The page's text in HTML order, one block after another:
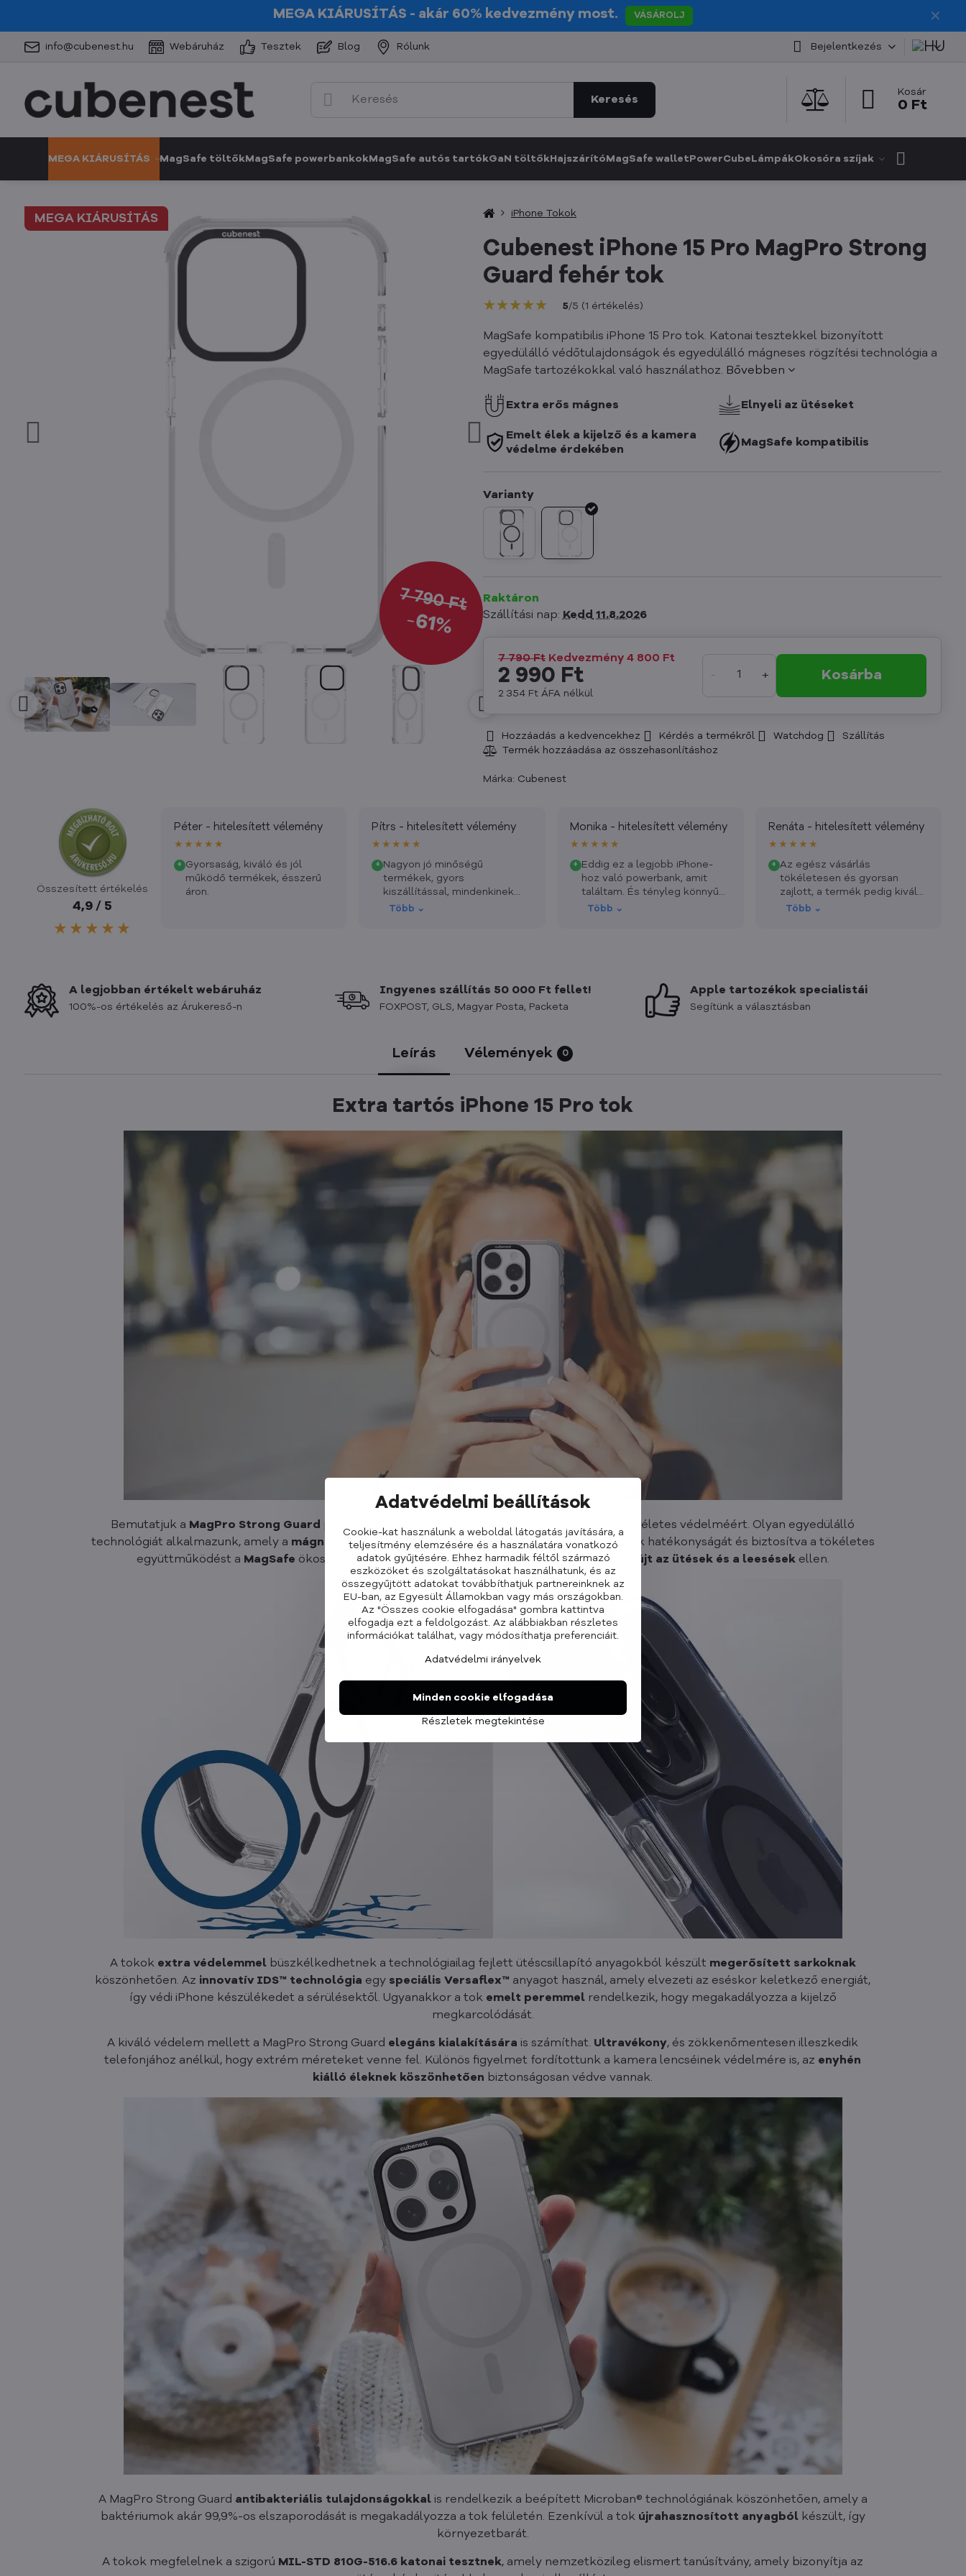
✕
MEGA KIÁRUSÍTÁS - akár 60% kedvezmény most. VÁSÁROLJ
info@cubenest.hu Webáruház Tesztek Blog Rólunk Bejelentkezés
Keresés
Kosár
0 Ft
MEGA KIÁRUSÍTÁS MagSafe töltőkMagSafe powerbankokMagSafe autós tartókGaN töltőkHajszárító MagSafe wallet PowerCube LámpákOkosóra szíjak
MEGA KIÁRUSÍTÁS
7 790 Ft
61%
iPhone Tokok
Cubenest iPhone 15 Pro MagPro Strong
Guard fehér tok
★★★★★
★★★★★
★★★★★ 5/5 (1 értékelés)
MagSafe kompatibilis iPhone 15 Pro tok. Katonai tesztekkel bizonyított
egyedülálló védőtulajdonságok és egyedülálló mágneses rögzítési technológia a
MagSafe tartozékokkal való használathoz. Bővebben
Extra erős mágnes Elnyeli az ütéseket
Emelt élek a kijelző és a kamera
védelme érdekében
MagSafe kompatibilis
Raktáron
Szállítási nap: Kedd 11.8.2026
7 790 Ft Kedvezmény 4 800 Ft
2 990 Ft
2 354 Ft ÁFA nélkül
Kosárba
Hozzáadás a kedvencekhez Kérdés a termékről Watchdog Szállítás
Márka: Cubenest
Leírás Vélemények 0
Extra tartós iPhone 15 Pro tok
Bemutatjuk a MagPro Strong Guard
prémium tokot iPhone 15 Pro készülékhez, a telefon tökéletes védelméért. Olyan egyedülálló
technológiát alkalmazunk, amely a mágnest közvetlenül a tok belsejébe helyezi, növelve annak hatékonyságát és biztosítva a tökéletes
együttműködést a MagSafe ökoszisztémával. Ez a tok emellettmaximális védelmet nyújt az ütések és a leesésekellen.
A tokokextra védelemmelbüszkélkedhetnek a technológiailag fejlett ütéscsillapító anyagokból készült megerősített sarkoknak
köszönhetően. Az innovatív IDS™ technológia egy speciális Versaflex™ anyagot használ, amely elvezeti az eséskor keletkező energiát,
így védi iPhone készülékedet a sérülésektől. Ugyanakkor a tok emelt peremmelrendelkezik, hogy megakadályozza a kijelző
megkarcolódását.
A kiváló védelem mellett a MagPro Strong Guard elegáns kialakítására is számíthat. Ultravékony, és zökkenőmentesen illeszkedik
telefonjához anélkül, hogy extrém méreteket venne fel. Különös figyelmet fordítottunk a kamera lencséinek védelmére is, az enyhén
kiálló éleknek köszönhetően biztonságosan védve vannak.
A MagPro Strong Guard antibakteriális tulajdonságokkalis rendelkezik a beépített Microban® technológiának köszönhetően, amely a
baktériumok akár 99,9%-os elszaporodását is megakadályozza a tok felületén. Ezenkívül a tok újrahasznosított anyagbólkészült, így
környezetbarát.
A tokok megfelelnek a szigorú MIL-STD 810G-516.6 katonai tesztnek, amely nemzetközileg elismert tanúsítvány, amely bizonyítja az
Összesített értékelés
4,9 / 5
★★★★★
Péter - hitelesített vélemény
★★★★★
+ Gyorsaság, kiváló és jól
működő termékek, ésszerű
áron.
Pítrs - hitelesített vélemény
★★★★★
+ Nagyon jó minőségű
termékek, gyors
kiszállítással, mindenkinek
ajánlom, ráadásul egy cseh
Több ⌄
Monika - hitelesített vélemény
★★★★★
+ Eddig ez a legjobb iPhone-
hoz való powerbank, amit
találtam. És tényleg könnyű
és vékony. Mindenkinek
Több ⌄
Renáta - hitelesített vélemény
★★★★★
+ Az egész vásárlás
tökéletesen és gyorsan
zajlott, a termék pedig kiváló
– már a második
Több ⌄
A legjobban értékelt webáruház
100%-os értékelés az Árukereső-n
Ingyenes szállítás 50 000 Ft fellet!
FOXPOST, GLS, Magyar Posta, Packeta
Apple tartozékok specialistái
Segítünk a választásban
Adatvédelmi beállítások
Cookie-kat használunk a weboldal látogatás javítására, a
teljesítmény elemzésére és a használatára vonatkozó
adatok gyűjtésére. Ehhez harmadik féltől származó
eszközöket és szolgáltatásokat használhatunk, és az
összegyűjtött adatokat továbbíthatjuk partnereinknek az
EU-ban, az Egyesült Államokban vagy más országokban.
Az "Összes cookie elfogadása" gombra kattintva
elfogadja ezt a feldolgozást. Az alábbiakban részletes
információkat találhat, vagy módosíthatja preferenciáit.
Adatvédelmi irányelvek
Részletek megtekintése
Minden cookie elfogadása